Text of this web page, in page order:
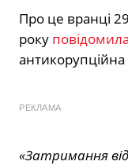
Про це вранці
року повідомила
РЕКЛАМА
«Затримання